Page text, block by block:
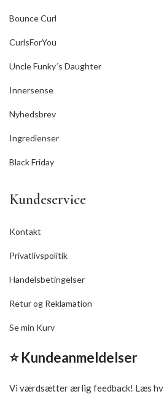
Bounce Curl
CurlsForYou
Uncle Funky´s Daughter
Innersense
Nyhedsbrev
Ingredienser
Black Friday
Kundeservice
Kontakt
Privatlivspolitik
Handelsbetingelser
Retur og Reklamation
Se min Kurv
⭐ Kundeanmeldelser
Vi værdsætter ærlig feedback! Læs